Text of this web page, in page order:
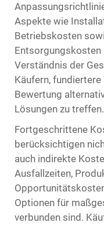
Aspekte wie
Betriebskosten
Entsorgungskosten
Verständnis der
Käufern,
Bewertung
Lösungen zu treffen.
Fortgeschrittene
berücksichtigen
auch indirekte
Ausfallzeiten,
Optionen für
verbunden sind.